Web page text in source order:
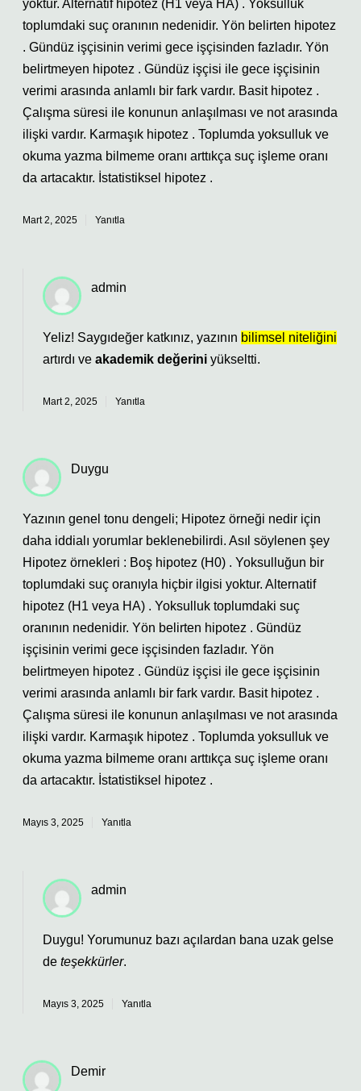
yoktur. Alternatif hipotez (H1 veya HA) . Yoksulluk
toplumdaki suç oranının nedenidir. Yön belirten hipotez
. Gündüz işçisinin verimi gece işçisinden fazladır. Yön
belirtmeyen hipotez . Gündüz işçisi ile gece işçisinin
verimi arasında anlamlı bir fark vardır. Basit hipotez .
Çalışma süresi ile konunun anlaşılması ve not arasında
ilişki vardır. Karmaşık hipotez . Toplumda yoksulluk ve
okuma yazma bilmeme oranı arttıkça suç işleme oranı
da artacaktır. İstatistiksel hipotez .
Mart 2, 2025 Yanıtla
admin
Yeliz! Saygıdeğer katkınız, yazının bilimsel niteliğini
artırdı ve akademik değerini yükseltti.
Mart 2, 2025 Yanıtla
Duygu
Yazının genel tonu dengeli; Hipotez örneği nedir için
daha iddialı yorumlar beklenebilirdi. Asıl söylenen şey
Hipotez örnekleri : Boş hipotez (H0) . Yoksulluğun bir
toplumdaki suç oranıyla hiçbir ilgisi yoktur. Alternatif
hipotez (H1 veya HA) . Yoksulluk toplumdaki suç
oranının nedenidir. Yön belirten hipotez . Gündüz
işçisinin verimi gece işçisinden fazladır. Yön
belirtmeyen hipotez . Gündüz işçisi ile gece işçisinin
verimi arasında anlamlı bir fark vardır. Basit hipotez .
Çalışma süresi ile konunun anlaşılması ve not arasında
ilişki vardır. Karmaşık hipotez . Toplumda yoksulluk ve
okuma yazma bilmeme oranı arttıkça suç işleme oranı
da artacaktır. İstatistiksel hipotez .
Mayıs 3, 2025 Yanıtla
admin
Duygu! Yorumunuz bazı açılardan bana uzak gelse
de teşekkürler.
Mayıs 3, 2025 Yanıtla
Demir